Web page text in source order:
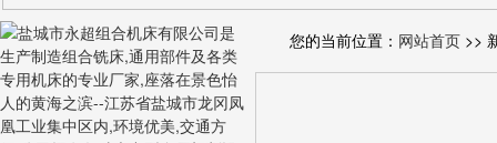
您的当前位置： 网站首页 >>